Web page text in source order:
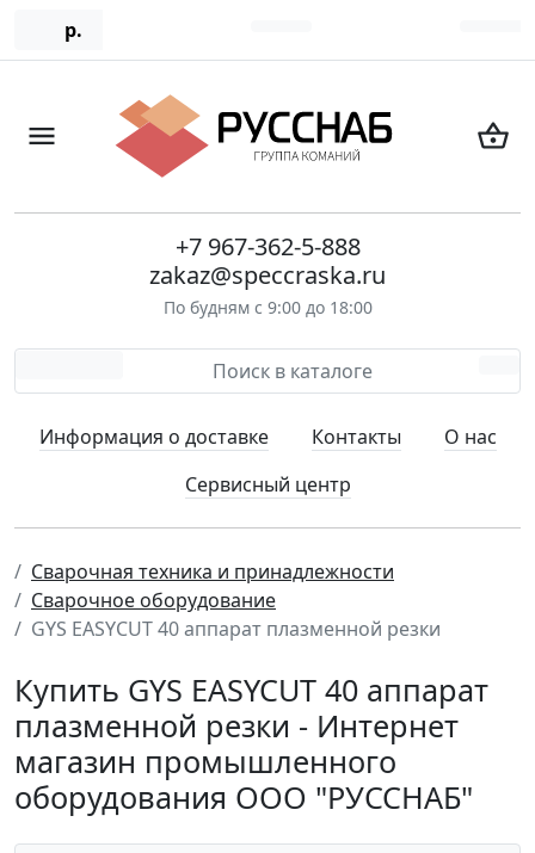
р.
+7 967-362-5-888
zakaz@speccraska.ru
По будням с 9:00 до 18:00
Информация о доставке Контакты
О нас
Сервисный центр
Сварочная техника и принадлежности
Сварочное оборудование
GYS EASYCUT 40 аппарат плазменной резки
Купить GYS EASYCUT 40 аппарат
плазменной резки - Интернет
магазин промышленного
оборудования ООО "РУССНАБ"